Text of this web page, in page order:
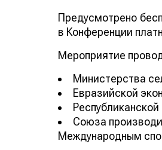
Предусмотрено
в Конференции
Мероприятие
Министерства
Евразийской
Союза
Международным